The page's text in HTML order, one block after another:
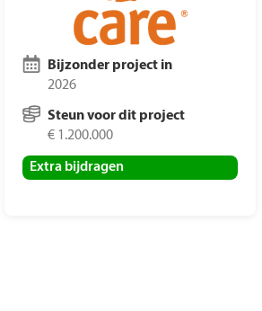
Bijzonder project in
2026
Steun voor dit project
€ 1.200.000
Extra bijdragen